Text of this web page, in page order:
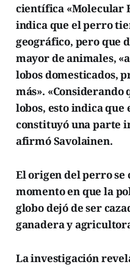
científica «Molecular
indica que el perro
geográfico, pero que
mayor de animales,
lobos domesticados,
más».
lobos, esto indica
constituyó una parte
afirmó Savolainen.
El origen del perro se
momento en que la
globo dejó de ser
ganadera y
La investigación